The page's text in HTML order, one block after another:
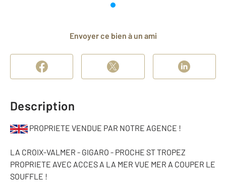
Envoyer ce bien à un ami
Description
PROPRIETE VENDUE PAR NOTRE AGENCE !
LA CROIX-VALMER - GIGARO - PROCHE ST TROPEZ
PROPRIETE AVEC ACCES A LA MER VUE MER A COUPER LE
SOUFFLE !